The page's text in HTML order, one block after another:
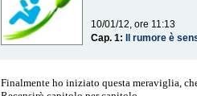
10/01/12, ore 11:13
Cap. 1:
Il rumore è
Finalmente ho iniziato questa meraviglia,